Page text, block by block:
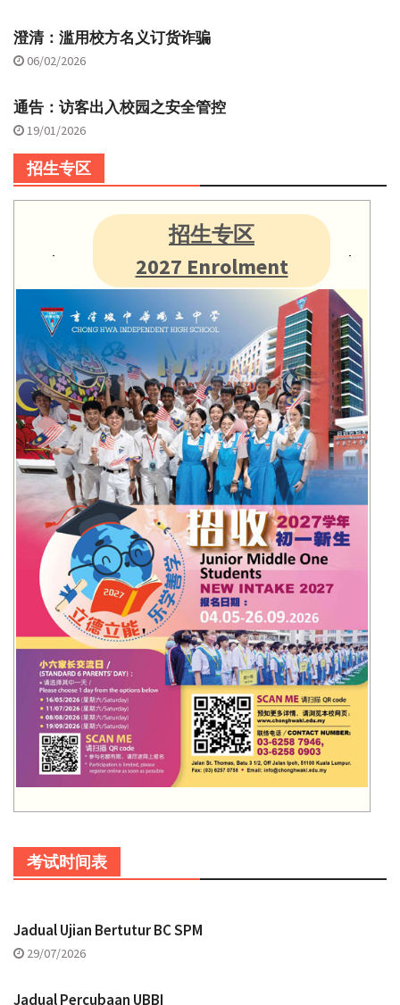
澄清：滥用校方名义订货诈骗
06/02/2026
通告：访客出入校园之安全管控
19/01/2026
招生专区
招生专区
2027 Enrolment
考试时间表
Jadual Ujian Bertutur BC SPM
29/07/2026
Jadual Percubaan UBBI